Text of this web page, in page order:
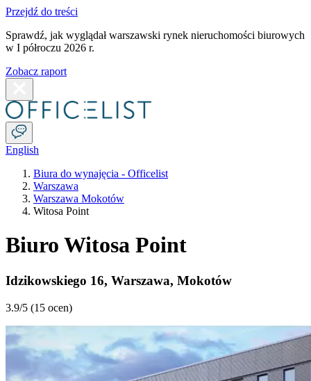
Przejdź do treści
Sprawdź, jak wyglądał warszawski rynek nieruchomości biurowych
w I półroczu 2026 r.
Zobacz raport
English
Biura do wynajęcia - Officelist
Warszawa
Warszawa Mokotów
Witosa Point
Biuro Witosa Point
Idzikowskiego 16, Warszawa, Mokotów
3.9/5 (15 ocen)